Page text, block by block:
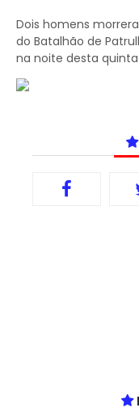
Dois homens
do Batalhão de
na noite desta